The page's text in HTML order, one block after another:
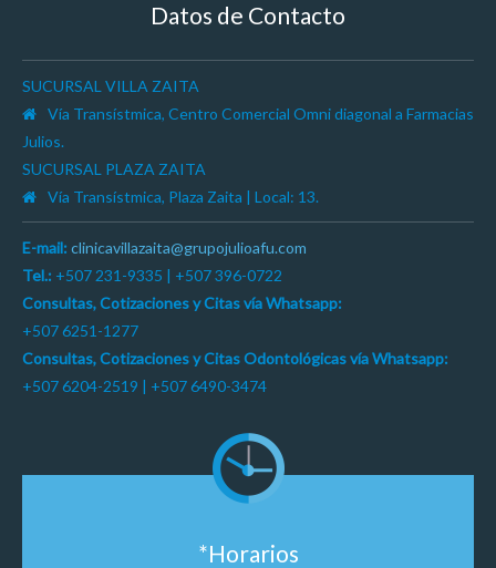
Datos de Contacto
SUCURSAL VILLA ZAITA
Vía Transístmica, Centro Comercial Omni diagonal a Farmacias
Julios.
SUCURSAL PLAZA ZAITA
Vía Transístmica, Plaza Zaita | Local: 13.
E-mail: clinicavillazaita@grupojulioafu.com
Tel.: +507 231-9335 | +507 396-0722
Consultas, Cotizaciones y Citas vía Whatsapp:
+507 6251-1277
Consultas, Cotizaciones y Citas Odontológicas vía Whatsapp:
+507 6204-2519 | +507 6490-3474
*Horarios